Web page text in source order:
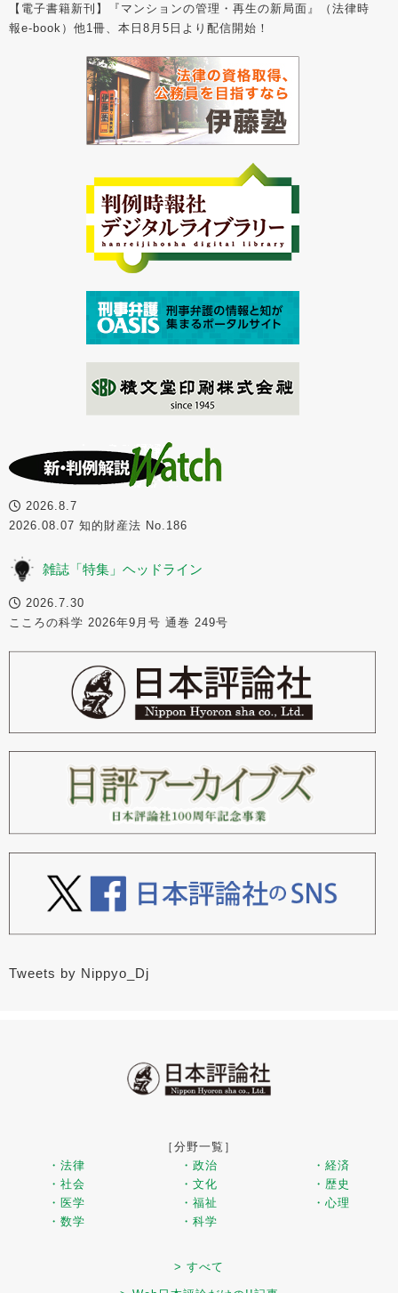
【電子書籍新刊】『マンションの管理・再生の新局面』（法律時
報e-book）他1冊、本日8月5日より配信開始！
2026.8.7
2026.08.07 知的財産法 No.186
雑誌「特集」ヘッドライン
2026.7.30
こころの科学 2026年9月号 通巻 249号
Tweets by Nippyo_Dj
［分野一覧］
・法律
・政治
・経済
・社会
・文化
・歴史
・医学
・福祉
・心理
・数学
・科学
> すべて